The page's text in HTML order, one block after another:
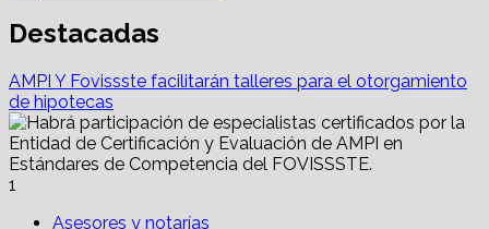
Destacadas
AMPI Y Fovissste facilitarán talleres para el otorgamiento
de hipotecas
1
Asesores y notarías